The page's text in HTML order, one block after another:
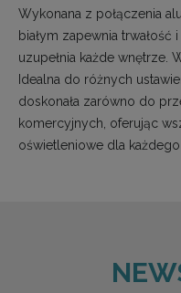
Wykonana z połączenia
białym zapewnia
uzupełnia każde wnętrze.
Idealna do różnych
doskonała zarówno do
komercyjnych, oferując
oświetleniowe dla